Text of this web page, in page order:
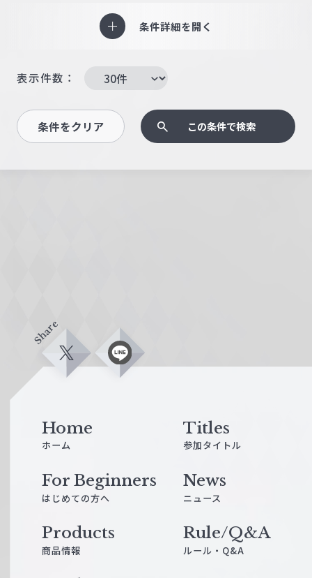
条件詳細を開く
表示件数：
条件をクリア この条件で検索
Share
X L
Home
ホーム
Titles
参加タイトル
For Beginners
はじめての方へ
News
ニュース
Products
商品情報
Rule/Q&A
ルール・Q&A